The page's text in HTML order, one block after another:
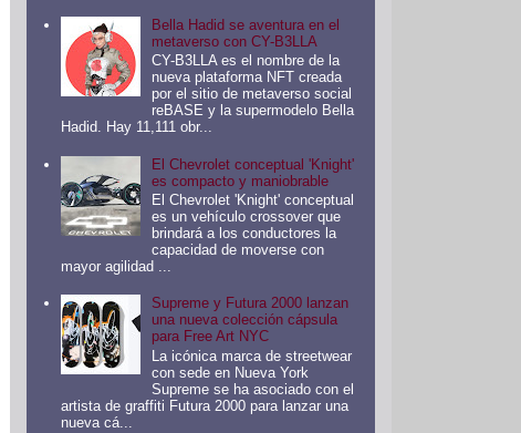
Bella Hadid se aventura en el
metaverso con CY-B3LLA
CY-B3LLA es el nombre de la
nueva plataforma NFT creada
por el sitio de metaverso social
reBASE y la supermodelo Bella
Hadid. Hay 11,111 obr...
El Chevrolet conceptual 'Knight'
es compacto y maniobrable
El Chevrolet 'Knight' conceptual
es un vehículo crossover que
brindará a los conductores la
capacidad de moverse con
mayor agilidad ...
Supreme y Futura 2000 lanzan
una nueva colección cápsula
para Free Art NYC
La icónica marca de streetwear
con sede en Nueva York
Supreme se ha asociado con el
artista de graffiti Futura 2000 para lanzar una
nueva cá...